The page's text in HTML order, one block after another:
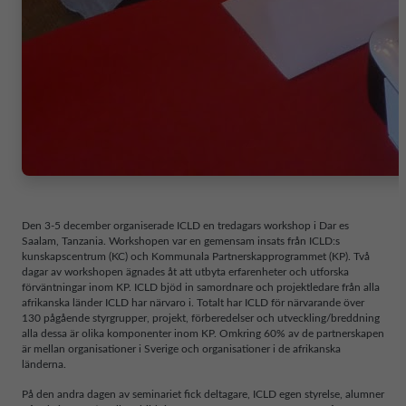
Den 3-5 december organiserade ICLD en tredagars workshop i Dar es
Saalam, Tanzania. Workshopen var en gemensam insats från ICLD:s
kunskapscentrum (KC) och Kommunala Partnerskapprogrammet (KP). Två
dagar av workshopen ägnades åt att utbyta erfarenheter och utforska
förväntningar inom KP. ICLD bjöd in samordnare och projektledare från alla
afrikanska länder ICLD har närvaro i. Totalt har ICLD för närvarande över
130 pågående styrgrupper, projekt, förberedelser och utveckling/breddning
alla dessa är olika komponenter inom KP. Omkring 60% av de partnerskapen
är mellan organisationer i Sverige och organisationer i de afrikanska
länderna.
På den andra dagen av seminariet fick deltagare, ICLD egen styrelse, alumner